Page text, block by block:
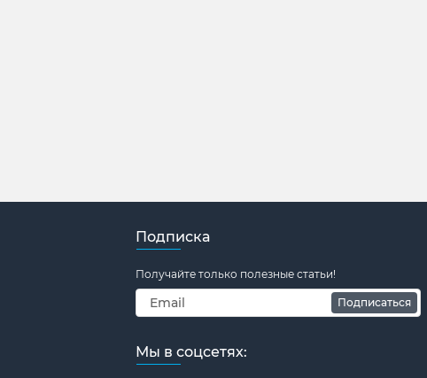
Подписка
Получайте только полезные статьи!
Подписаться
Мы в соцсетях: